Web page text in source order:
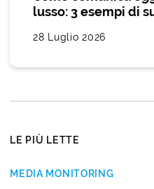
lusso: 3 esempi di
28 Luglio 2026
LE PIÙ LETTE
MEDIA MONITORING